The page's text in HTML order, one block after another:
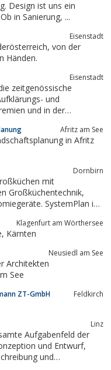
Design ist uns ein
Anliegen, aber nie reiner Selbstzweck. Ob in Sanierung, ...
Eisenstadt
von der
Händen.
Eisenstadt
und
und in der
Afritz am See
in Afritz
Dornbirn
mit
Großküchentechnik,
SystemPlan ist
mit
oder...
Klagenfurt am Wörthersee
Architekt in Klagenfurt am Wörthersee, Kärnten
Neusiedl am See
Architekten
See
ZT-GmbH Feldkirch
Linz
Aufgabenfeld der